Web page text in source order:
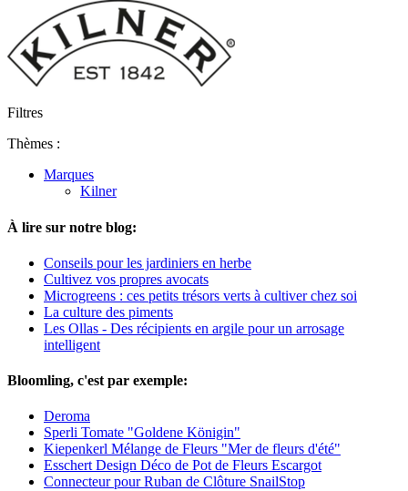
Filtres
Thèmes :
Marques
Kilner
À lire sur notre blog:
Conseils pour les jardiniers en herbe
Cultivez vos propres avocats
Microgreens : ces petits trésors verts à cultiver chez soi
La culture des piments
Les Ollas - Des récipients en argile pour un arrosage
intelligent
Bloomling, c'est par exemple:
Deroma
Sperli Tomate "Goldene Königin"
Kiepenkerl Mélange de Fleurs "Mer de fleurs d'été"
Esschert Design Déco de Pot de Fleurs Escargot
Connecteur pour Ruban de Clôture SnailStop